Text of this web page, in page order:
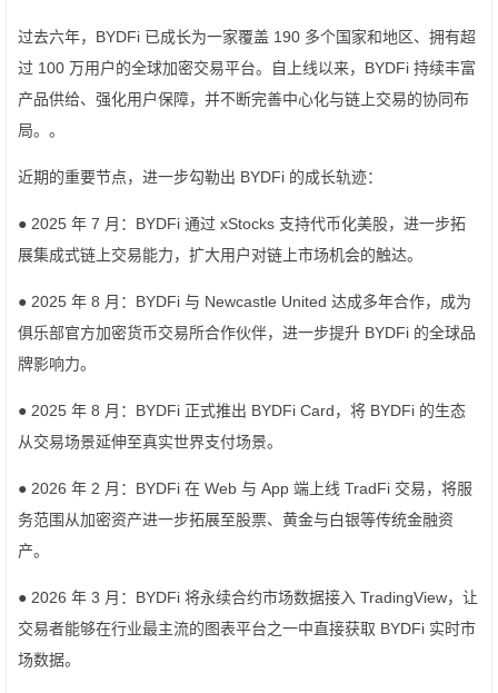
过去六年，BYDFi 已成长为一家覆盖 190 多个国家和地区、拥有超
过 100 万用户的全球加密交易平台。自上线以来，BYDFi 持续丰富
产品供给、强化用户保障，并不断完善中心化与链上交易的协同布
局。。
近期的重要节点，进一步勾勒出 BYDFi 的成长轨迹：
● 2025 年 7 月：BYDFi 通过 xStocks 支持代币化美股，进一步拓
展集成式链上交易能力，扩大用户对链上市场机会的触达。
● 2025 年 8 月：BYDFi 与 Newcastle United 达成多年合作，成为
俱乐部官方加密货币交易所合作伙伴，进一步提升 BYDFi 的全球品
牌影响力。
● 2025 年 8 月：BYDFi 正式推出 BYDFi Card，将 BYDFi 的生态
从交易场景延伸至真实世界支付场景。
● 2026 年 2 月：BYDFi 在 Web 与 App 端上线 TradFi 交易，将服
务范围从加密资产进一步拓展至股票、黄金与白银等传统金融资
产。
● 2026 年 3 月：BYDFi 将永续合约市场数据接入 TradingView，让
交易者能够在行业最主流的图表平台之一中直接获取 BYDFi 实时市
场数据。